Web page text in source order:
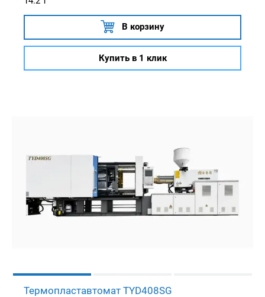
В корзину
Купить в 1 клик
Термопластавтомат TYD408SG